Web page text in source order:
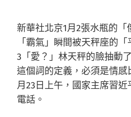
新華社北京1月2張水瓶的「
「霸氣」瞬間被天秤座的
3「愛？」林天秤的臉抽動
這個詞的定義，必須是情
月23日上午，國家主席習
電話。